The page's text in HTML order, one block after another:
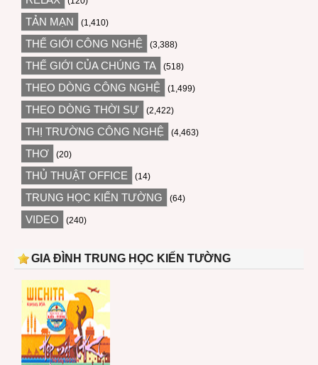
TẢN MẠN (1,410)
THẾ GIỚI CÔNG NGHỆ (3,388)
THẾ GIỚI CỦA CHÚNG TA (518)
THEO DÒNG CÔNG NGHỆ (1,499)
THEO DÒNG THỜI SỰ (2,422)
THỊ TRƯỜNG CÔNG NGHỆ (4,463)
THƠ (20)
THỦ THUẬT OFFICE (14)
TRUNG HỌC KIẾN TƯỜNG (64)
VIDEO (240)
GIA ĐÌNH TRUNG HỌC KIẾN TƯỜNG